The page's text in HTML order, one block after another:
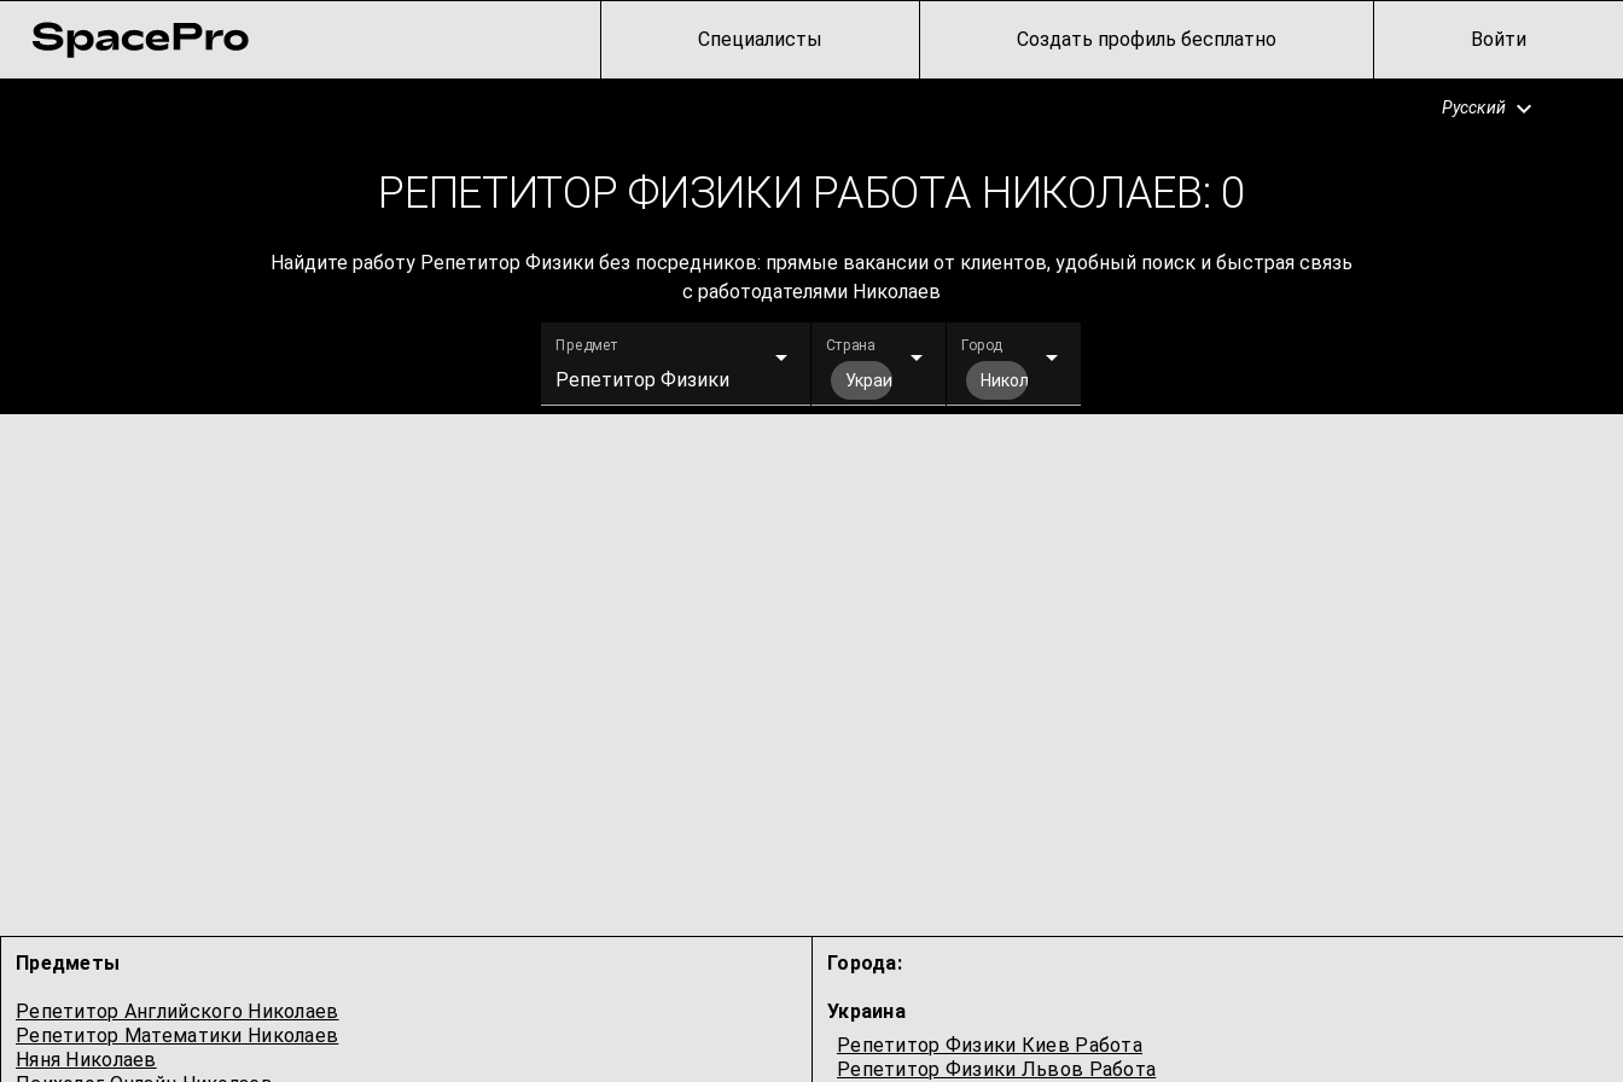
Специалисты Создать профиль бесплатно Войти
Русский
РЕПЕТИТОР ФИЗИКИ РАБОТА НИКОЛАЕВ: 0
Найдите работу Репетитор Физики без посредников: прямые вакансии от клиентов, удобный поиск и быстрая связь
с работодателями Николаев
Предмет
Репетитор Физики
Страна
Украина
Город
Николаев
Предметы
Репетитор Английского Николаев
Репетитор Математики Николаев
Няня Николаев
Города:
Украина
Репетитор Физики Киев Работа
Репетитор Физики Львов Работа